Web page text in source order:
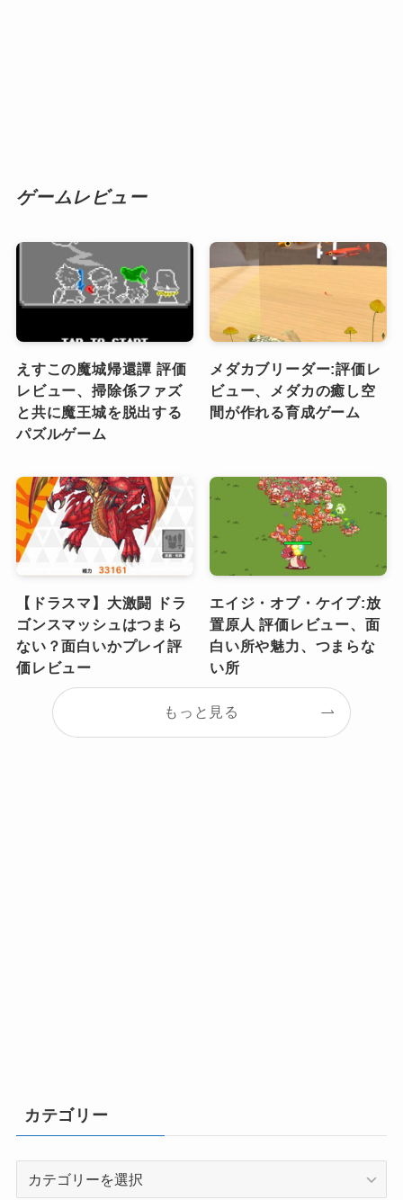
ゲームレビュー
えすこの魔城帰還譚 評価
レビュー、掃除係ファズ
と共に魔王城を脱出する
パズルゲーム
メダカブリーダー:評価レ
ビュー、メダカの癒し空
間が作れる育成ゲーム
【ドラスマ】大激闘 ドラ
ゴンスマッシュはつまら
ない？面白いかプレイ評
価レビュー
エイジ・オブ・ケイブ:放
置原人 評価レビュー、面
白い所や魅力、つまらな
い所
もっと見る
カテゴリー